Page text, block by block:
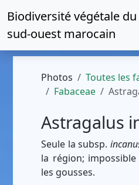
Biodiversité végétale du
sud-ouest marocain
Photos
Toutes les
Fabaceae
Astragalus
Seule la subsp.
la région;
les gousses.